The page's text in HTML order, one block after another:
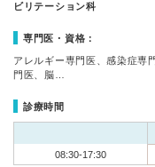
ビリテーション科
専門医・資格：
アレルギー専門医、感染症専
門医、脳…
診療時間
08:30-17:30